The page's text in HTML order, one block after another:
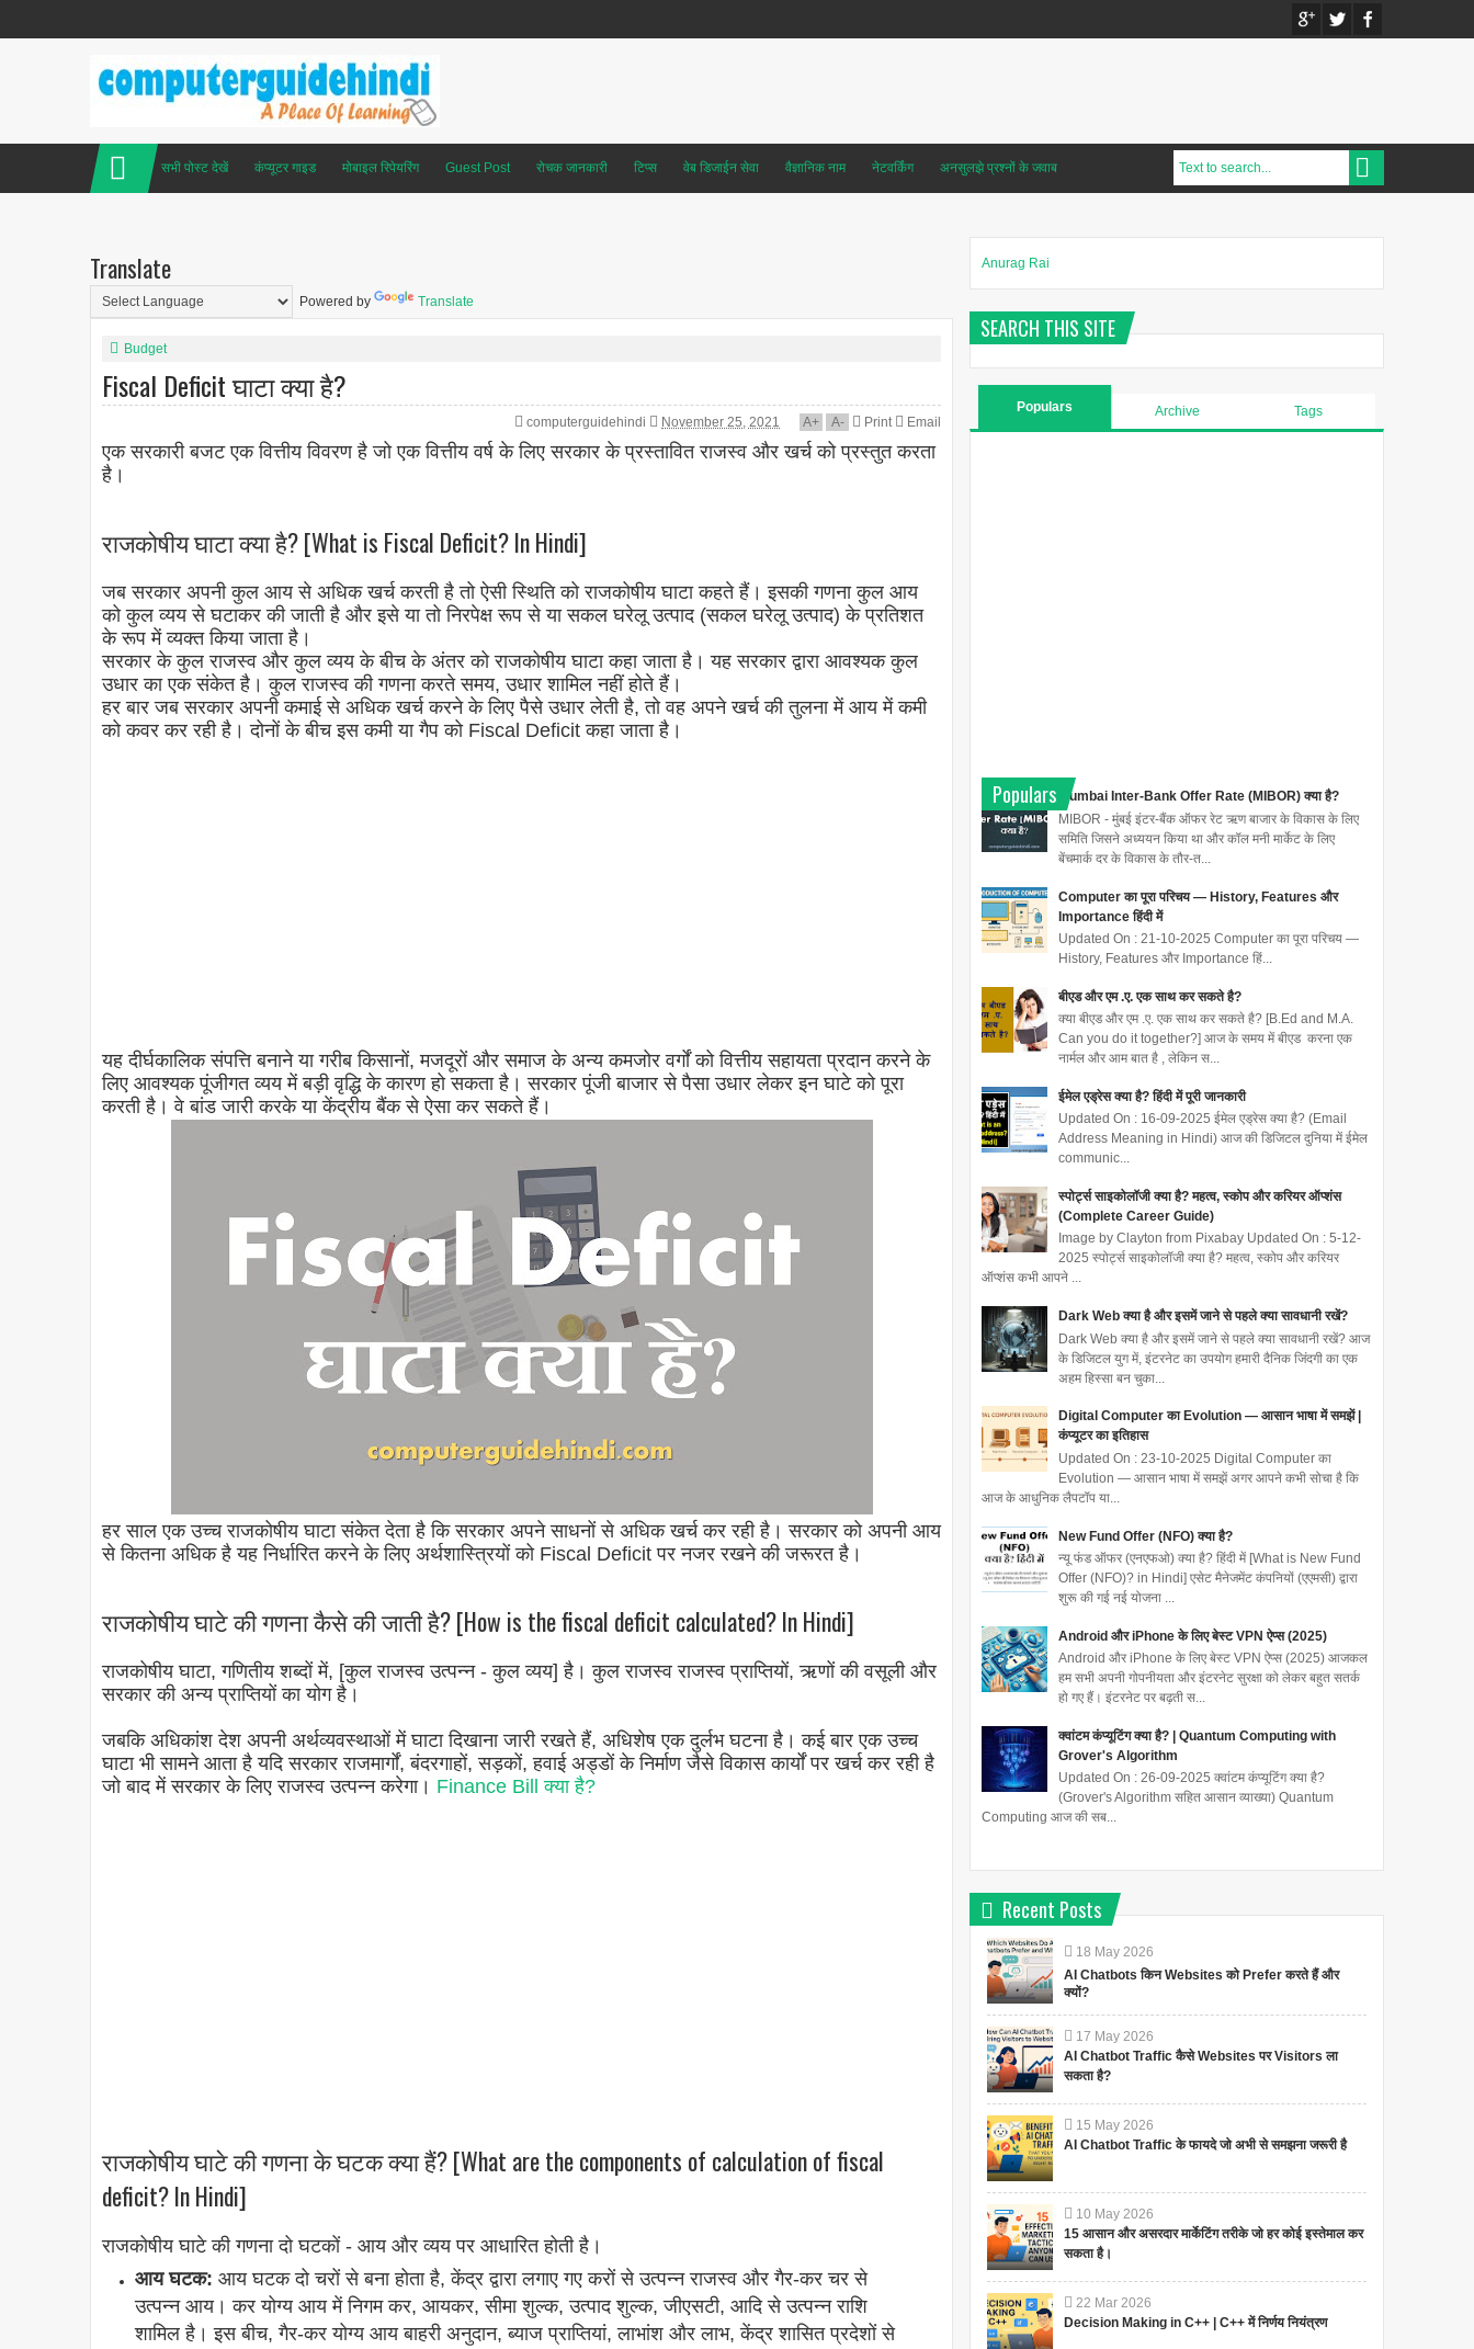
सभी पोस्ट देखें कंप्यूटर गाइड मोबाइल रिपेयरिंग Guest Post रोचक जानकारी टिप्स वेब डिजाईन सेवा वैज्ञानिक नाम नेटवर्किंग अनसुलझे प्रश्नों के जवाब
Translate
Powered by Translate
Budget
Fiscal Deficit घाटा क्या है?
computerguidehindi November 25, 2021 A+ A- Print Email
एक सरकारी बजट एक वित्तीय विवरण है जो एक वित्तीय वर्ष के लिए सरकार के प्रस्तावित राजस्व और खर्च को प्रस्तुत करता
है।
राजकोषीय घाटा क्या है? [What is Fiscal Deficit? In Hindi]
जब सरकार अपनी कुल आय से अधिक खर्च करती है तो ऐसी स्थिति को राजकोषीय घाटा कहते हैं। इसकी गणना कुल आय
को कुल व्यय से घटाकर की जाती है और इसे या तो निरपेक्ष रूप से या सकल घरेलू उत्पाद (सकल घरेलू उत्पाद) के प्रतिशत
के रूप में व्यक्त किया जाता है।
सरकार के कुल राजस्व और कुल व्यय के बीच के अंतर को राजकोषीय घाटा कहा जाता है। यह सरकार द्वारा आवश्यक कुल
उधार का एक संकेत है। कुल राजस्व की गणना करते समय, उधार शामिल नहीं होते हैं।
हर बार जब सरकार अपनी कमाई से अधिक खर्च करने के लिए पैसे उधार लेती है, तो वह अपने खर्च की तुलना में आय में कमी
को कवर कर रही है। दोनों के बीच इस कमी या गैप को Fiscal Deficit कहा जाता है।
यह दीर्घकालिक संपत्ति बनाने या गरीब किसानों, मजदूरों और समाज के अन्य कमजोर वर्गों को वित्तीय सहायता प्रदान करने के
लिए आवश्यक पूंजीगत व्यय में बड़ी वृद्धि के कारण हो सकता है। सरकार पूंजी बाजार से पैसा उधार लेकर इन घाटे को पूरा
करती है। वे बांड जारी करके या केंद्रीय बैंक से ऐसा कर सकते हैं।
हर साल एक उच्च राजकोषीय घाटा संकेत देता है कि सरकार अपने साधनों से अधिक खर्च कर रही है। सरकार को अपनी आय
से कितना अधिक है यह निर्धारित करने के लिए अर्थशास्त्रियों को Fiscal Deficit पर नजर रखने की जरूरत है।
राजकोषीय घाटे की गणना कैसे की जाती है? [How is the fiscal deficit calculated? In Hindi]
राजकोषीय घाटा, गणितीय शब्दों में, [कुल राजस्व उत्पन्न - कुल व्यय] है। कुल राजस्व राजस्व प्राप्तियों, ऋणों की वसूली और
सरकार की अन्य प्राप्तियों का योग है।
जबकि अधिकांश देश अपनी अर्थव्यवस्थाओं में घाटा दिखाना जारी रखते हैं, अधिशेष एक दुर्लभ घटना है। कई बार एक उच्च
घाटा भी सामने आता है यदि सरकार राजमार्गों, बंदरगाहों, सड़कों, हवाई अड्डों के निर्माण जैसे विकास कार्यों पर खर्च कर रही है
जो बाद में सरकार के लिए राजस्व उत्पन्न करेगा। Finance Bill क्या है?
राजकोषीय घाटे की गणना के घटक क्या हैं? [What are the components of calculation of fiscal
deficit? In Hindi]
राजकोषीय घाटे की गणना दो घटकों - आय और व्यय पर आधारित होती है।
आय घटक: आय घटक दो चरों से बना होता है, केंद्र द्वारा लगाए गए करों से उत्पन्न राजस्व और गैर-कर चर से
उत्पन्न आय। कर योग्य आय में निगम कर, आयकर, सीमा शुल्क, उत्पाद शुल्क, जीएसटी, आदि से उत्पन्न राशि
शामिल है। इस बीच, गैर-कर योग्य आय बाहरी अनुदान, ब्याज प्राप्तियां, लाभांश और लाभ, केंद्र शासित प्रदेशों से
Anurag Rai
SEARCH THIS SITE
Populars Archive Tags
Populars
Mumbai Inter-Bank Offer Rate (MIBOR) क्या है?
MIBOR - मुंबई इंटर-बैंक ऑफर रेट ऋण बाजार के विकास के लिए
समिति जिसने अध्ययन किया था और कॉल मनी मार्केट के लिए
बेंचमार्क दर के विकास के तौर-त...
Computer का पूरा परिचय — History, Features और
Importance हिंदी में
Updated On : 21-10-2025 Computer का पूरा परिचय —
History, Features और Importance हिं...
बीएड और एम .ए. एक साथ कर सकते है?
क्या बीएड और एम .ए. एक साथ कर सकते है? [B.Ed and M.A.
Can you do it together?] आज के समय में बीएड करना एक
नार्मल और आम बात है , लेकिन स...
ईमेल एड्रेस क्या है? हिंदी में पूरी जानकारी
Updated On : 16-09-2025 ईमेल एड्रेस क्या है? (Email
Address Meaning in Hindi) आज की डिजिटल दुनिया में ईमेल
communic...
स्पोर्ट्स साइकोलॉजी क्या है? महत्व, स्कोप और करियर ऑप्शंस
(Complete Career Guide)
Image by Clayton from Pixabay Updated On : 5-12-
2025 स्पोर्ट्स साइकोलॉजी क्या है? महत्व, स्कोप और करियर
ऑप्शंस कभी आपने ...
Dark Web क्या है और इसमें जाने से पहले क्या सावधानी रखें?
Dark Web क्या है और इसमें जाने से पहले क्या सावधानी रखें? आज
के डिजिटल युग में, इंटरनेट का उपयोग हमारी दैनिक जिंदगी का एक
अहम हिस्सा बन चुका...
Digital Computer का Evolution — आसान भाषा में समझें |
कंप्यूटर का इतिहास
Updated On : 23-10-2025 Digital Computer का
Evolution — आसान भाषा में समझें अगर आपने कभी सोचा है कि
आज के आधुनिक लैपटॉप या...
New Fund Offer (NFO) क्या है?
न्यू फंड ऑफर (एनएफओ) क्या है? हिंदी में [What is New Fund
Offer (NFO)? in Hindi] एसेट मैनेजमेंट कंपनियों (एएमसी) द्वारा
शुरू की गई नई योजना ...
Android और iPhone के लिए बेस्ट VPN ऐप्स (2025)
Android और iPhone के लिए बेस्ट VPN ऐप्स (2025) आजकल
हम सभी अपनी गोपनीयता और इंटरनेट सुरक्षा को लेकर बहुत सतर्क
हो गए हैं। इंटरनेट पर बढ़ती स...
क्वांटम कंप्यूटिंग क्या है? | Quantum Computing with
Grover's Algorithm
Updated On : 26-09-2025 क्वांटम कंप्यूटिंग क्या है?
(Grover's Algorithm सहित आसान व्याख्या) Quantum
Computing आज की सब...
Recent Posts
18 May 2026
AI Chatbots किन Websites को Prefer करते हैं और
क्यों?
17 May 2026
AI Chatbot Traffic कैसे Websites पर Visitors ला
सकता है?
15 May 2026
AI Chatbot Traffic के फायदे जो अभी से समझना जरूरी है
10 May 2026
15 आसान और असरदार मार्केटिंग तरीके जो हर कोई इस्तेमाल कर
सकता है।
22 Mar 2026
Decision Making in C++ | C++ में निर्णय नियंत्रण